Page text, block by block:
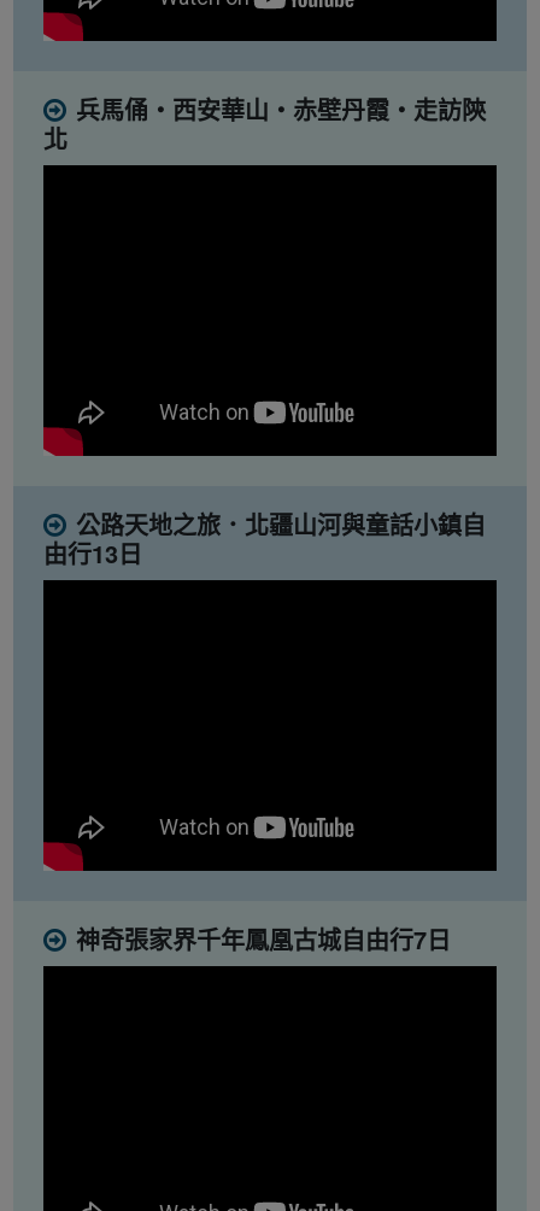
兵馬俑・西安華山・赤壁丹霞・走訪陝
北
公路天地之旅．北疆山河與童話小鎮自
由行13日
神奇張家界千年鳳凰古城自由行7日